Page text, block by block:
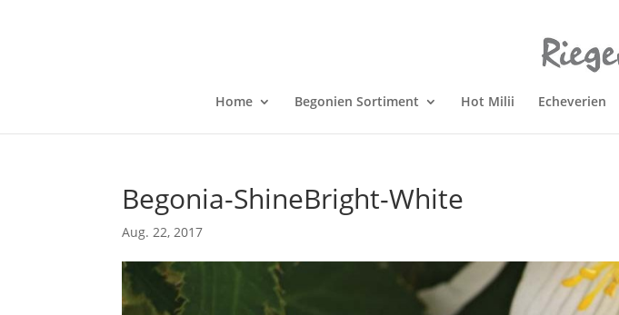
Home Begonien Sortiment Hot Milii Echeverien
Begonia-ShineBright-White
Aug. 22, 2017